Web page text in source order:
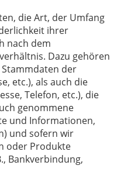
die Art, der Umfang
ihrer
nach dem
Dazu gehören
der
etc.), als auch die
Telefon, etc.), die
genommene
und Informationen,
und sofern wir
oder Produkte
Bankverbindung,